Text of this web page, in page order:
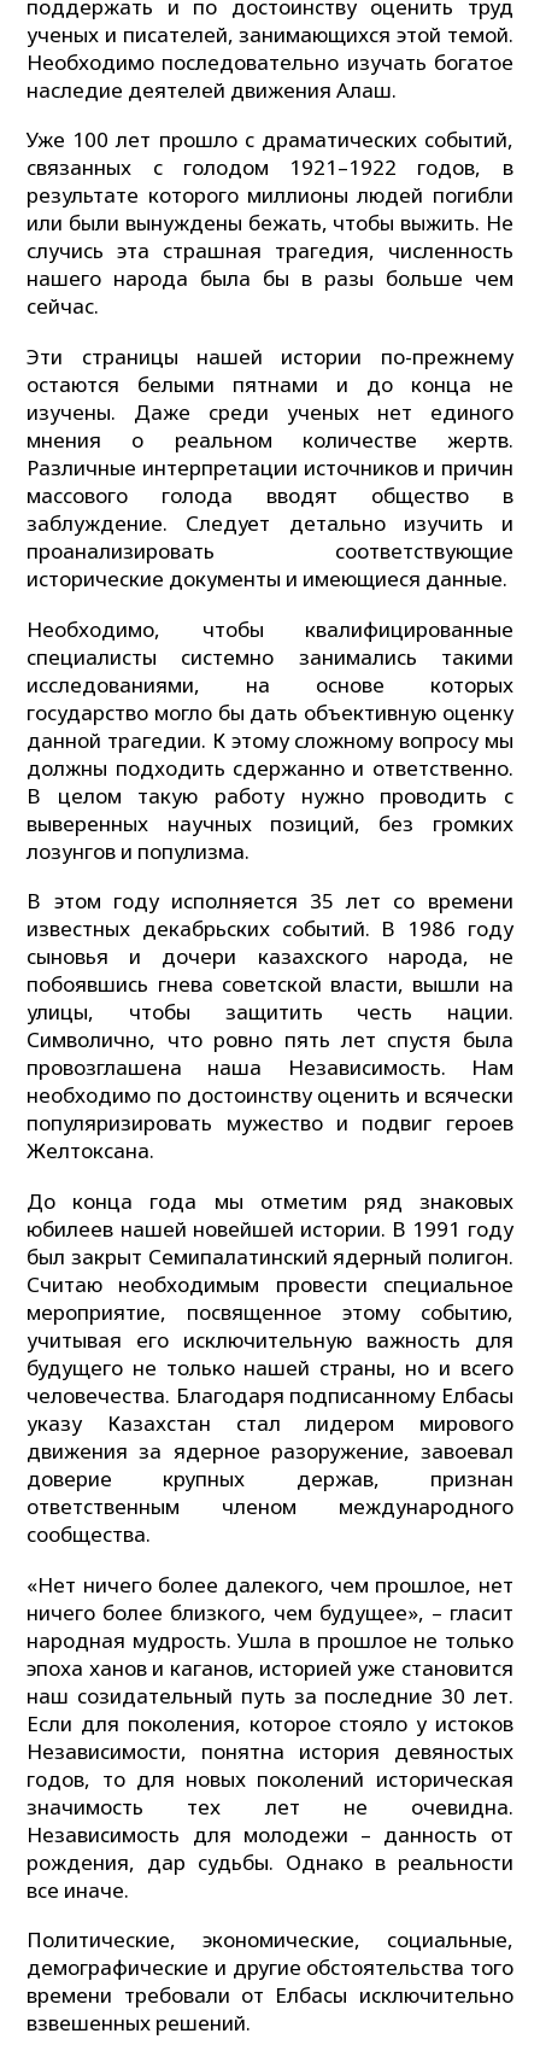
поддержать и по достоинству оценить труд
ученых и писателей, занимающихся этой темой.
Необходимо последовательно изучать богатое
наследие деятелей движения Алаш.
Уже 100 лет прошло с драматических событий,
связанных с голодом 1921–1922 годов, в
результате которого миллионы людей погибли
или были вынуждены бежать, чтобы выжить. Не
случись эта страшная трагедия, численность
нашего народа была бы в разы больше чем
сейчас.
Эти страницы нашей истории по-прежнему
остаются белыми пятнами и до конца не
изучены. Даже среди ученых нет единого
мнения о реальном количестве жертв.
Различные интерпретации источников и причин
массового голода вводят общество в
заблуждение. Следует детально изучить и
проанализировать соответствующие
исторические документы и имеющиеся данные.
Необходимо, чтобы квалифицированные
специалисты системно занимались такими
исследованиями, на основе которых
государство могло бы дать объективную оценку
данной трагедии. К этому сложному вопросу мы
должны подходить сдержанно и ответственно.
В целом такую работу нужно проводить с
выверенных научных позиций, без громких
лозунгов и популизма.
В этом году исполняется 35 лет со времени
известных декабрьских событий. В 1986 году
сыновья и дочери казахского народа, не
побоявшись гнева советской власти, вышли на
улицы, чтобы защитить честь нации.
Символично, что ровно пять лет спустя была
провозглашена наша Независимость. Нам
необходимо по достоинству оценить и всячески
популяризировать мужество и подвиг героев
Желтоксана.
До конца года мы отметим ряд знаковых
юбилеев нашей новейшей истории. В 1991 году
был закрыт Семипалатинский ядерный полигон.
Считаю необходимым провести специальное
мероприятие, посвященное этому событию,
учитывая его исключительную важность для
будущего не только нашей страны, но и всего
человечества. Благодаря подписанному Елбасы
указу Казахстан стал лидером мирового
движения за ядерное разоружение, завоевал
доверие крупных держав, признан
ответственным членом международного
сообщества.
«Нет ничего более далекого, чем прошлое, нет
ничего более близкого, чем будущее», – гласит
народная мудрость. Ушла в прошлое не только
эпоха ханов и каганов, историей уже становится
наш созидательный путь за последние 30 лет.
Если для поколения, которое стояло у истоков
Независимости, понятна история девяностых
годов, то для новых поколений историческая
значимость тех лет не очевидна.
Независимость для молодежи – данность от
рождения, дар судьбы. Однако в реальности
все иначе.
Политические, экономические, социальные,
демографические и другие обстоятельства того
времени требовали от Елбасы исключительно
взвешенных решений.